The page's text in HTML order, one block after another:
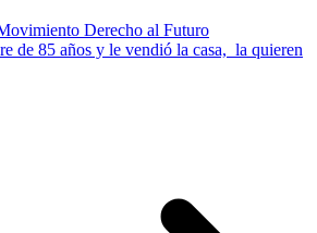
Derecho al Futuro
de 85 años y le vendió la casa, la quieren